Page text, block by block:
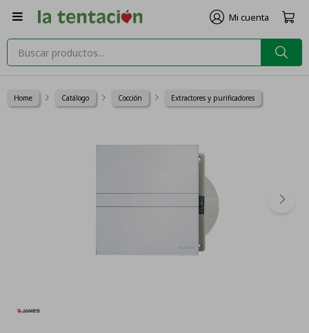

Home Catálogo Cocción Extractores y purificadores